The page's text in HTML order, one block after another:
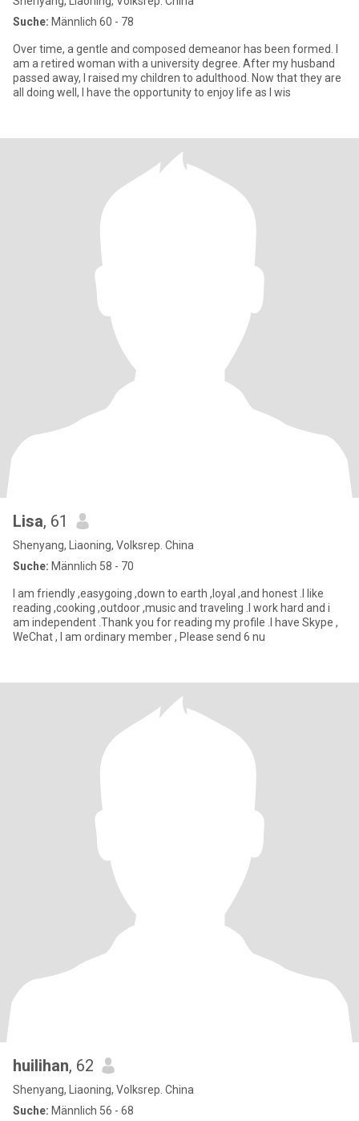
Suche: Männlich 60 - 78
Over time, a gentle and composed demeanor has been formed. I
am a retired woman with a university degree. After my husband
passed away, I raised my children to adulthood. Now that they are
all doing well, I have the opportunity to enjoy life as I wis
Lisa, 61
Shenyang, Liaoning, Volksrep. China
Suche: Männlich 58 - 70
reading ,cooking ,outdoor ,music and traveling .I work hard and i
am independent .Thank you for reading my profile .I have Skype ,
WeChat , I am ordinary member , Please send 6 nu
huilihan, 62
Shenyang, Liaoning, Volksrep. China
Suche: Männlich 56 - 68